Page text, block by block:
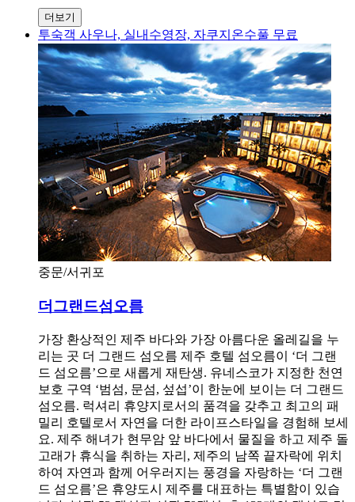
더보기
투숙객 사우나, 실내수영장, 자쿠지온수풀 무료
중문/서귀포
더그랜드섬오름
가장 환상적인 제주 바다와 가장 아름다운 올레길을 누
리는 곳 더 그랜드 섬오름 제주 호텔 섬오름이 ‘더 그랜
드 섬오름’으로 새롭게 재탄생. 유네스코가 지정한 천연
보호 구역 ‘범섬, 문섬, 섶섭’이 한눈에 보이는 더 그랜드
섬오름. 럭셔리 휴양지로서의 품격을 갖추고 최고의 패
밀리 호텔로서 자연을 더한 라이프스타일을 경험해 보세
요. 제주 해녀가 현무암 앞 바다에서 물질을 하고 제주 돌
고래가 휴식을 취하는 자리, 제주의 남쪽 끝자락에 위치
하여 자연과 함께 어우러지는 풍경을 자랑하는 ‘더 그랜
드 섬오름’은 휴양도시 제주를 대표하는 특별함이 있습